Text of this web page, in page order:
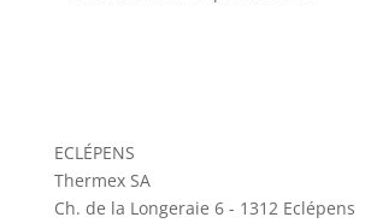
ECLÉPENS
Thermex SA
Ch. de la Longeraie 6 - 1312 Eclépens